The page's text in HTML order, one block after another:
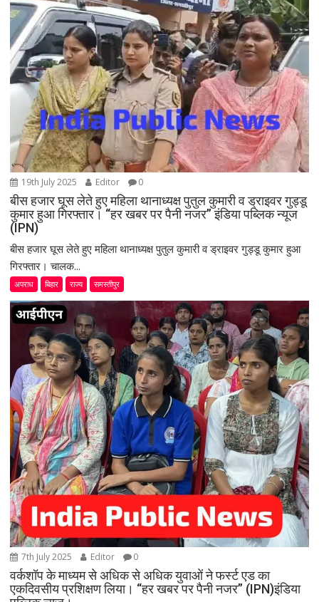
a
t
i
o
n
19th July 2025 Editor 0
बीस हजार घूस लेते हुए महिला थानाध्यक्ष पुतुल कुमारी व ड्राइवर गुड्डू
कुमार हुआ गिरफ्तार। “हर खबर पर पैनी नजर” इंडिया पब्लिक न्यूज
(IPN)
बीस हजार घूस लेते हुए महिला थानाध्यक्ष पुतुल कुमारी व ड्राइवर गुड्डू कुमार हुआ
गिरफ्तार। चालक...
अपराध बिहार राज्य समस्तीपुर
7th July 2025 Editor 0
वर्कशॉप के माध्यम से अधिक से अधिक युवाओं ने फर्स्ट एड का
एकदिवसीय प्रशिक्षण लिया। “हर खबर पर पैनी नजर” (IPN)इंडिया